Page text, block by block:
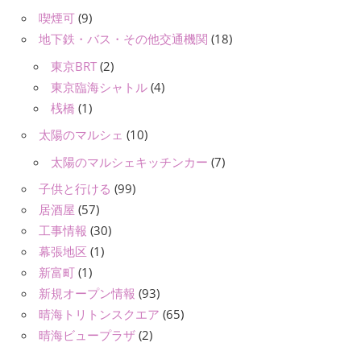
喫煙可 (9)
地下鉄・バス・その他交通機関 (18)
東京BRT (2)
東京臨海シャトル (4)
桟橋 (1)
太陽のマルシェ (10)
太陽のマルシェキッチンカー (7)
子供と行ける (99)
居酒屋 (57)
工事情報 (30)
幕張地区 (1)
新富町 (1)
新規オープン情報 (93)
晴海トリトンスクエア (65)
晴海ビュープラザ (2)